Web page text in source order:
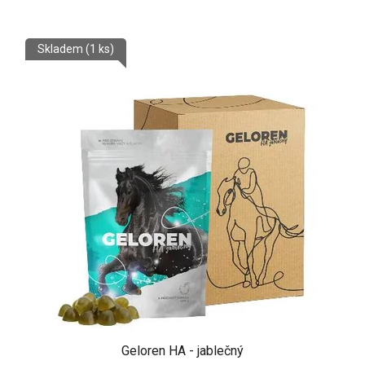
Geloren HA - jablečný
Skladem (1 ks)